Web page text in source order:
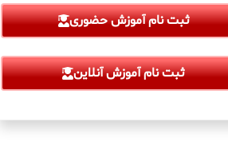
ثبت نام آموزش حضوری
ثبت نام آموزش آنلاین